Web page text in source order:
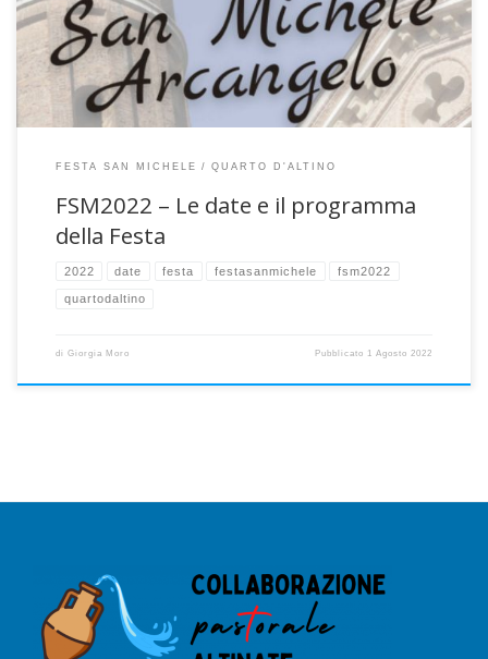
adoperando per la preparazione di questa nostra festa, occasione
di ritrovo, allegria e condivisione per il […]
FESTA SAN MICHELE QUARTO D'ALTINO
FSM2022 – Le date e il programma
della Festa
2022 date festa festasanmichele fsm2022
quartodaltino
di Giorgia Moro Pubblicato 1 Agosto 2022